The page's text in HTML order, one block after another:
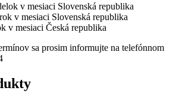
v mesiaci Slovenská republika
v mesiaci Slovenská republika
v mesiaci Česká republika
sa prosim informujte na telefónnom